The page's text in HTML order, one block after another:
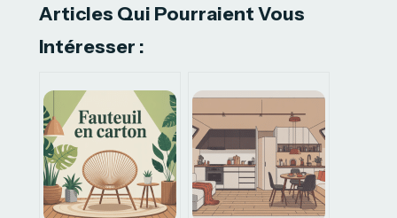
Articles Qui Pourraient Vous
Intéresser :